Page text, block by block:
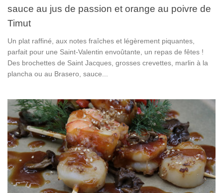
sauce au jus de passion et orange au poivre de
Timut
Un plat raffiné, aux notes fraîches et légèrement piquantes,
parfait pour une Saint-Valentin envoûtante, un repas de fêtes !
Des brochettes de Saint Jacques, grosses crevettes, marlin à la
plancha ou au Brasero, sauce...